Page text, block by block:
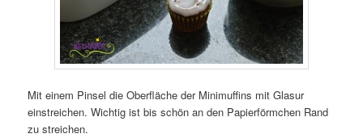
Mit einem Pinsel die Oberfläche der Minimuffins mit Glasur
einstreichen. Wichtig ist bis schön an den Papierförmchen Rand
zu streichen.